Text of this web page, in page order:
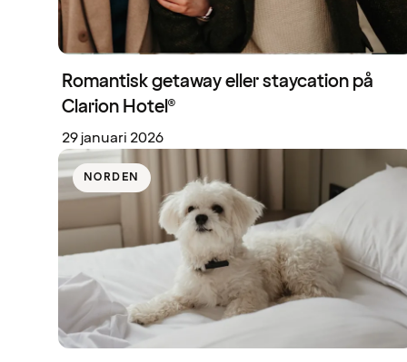
Romantisk getaway eller staycation på
Clarion Hotel®
29 januari 2026
NORDEN